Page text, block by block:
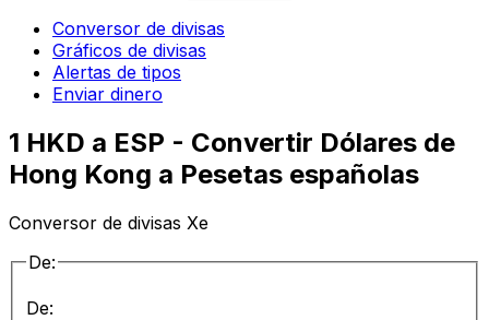
Conversor de divisas
Gráficos de divisas
Alertas de tipos
Enviar dinero
1 HKD a ESP - Convertir Dólares de
Hong Kong a Pesetas españolas
Conversor de divisas Xe
De:
De: